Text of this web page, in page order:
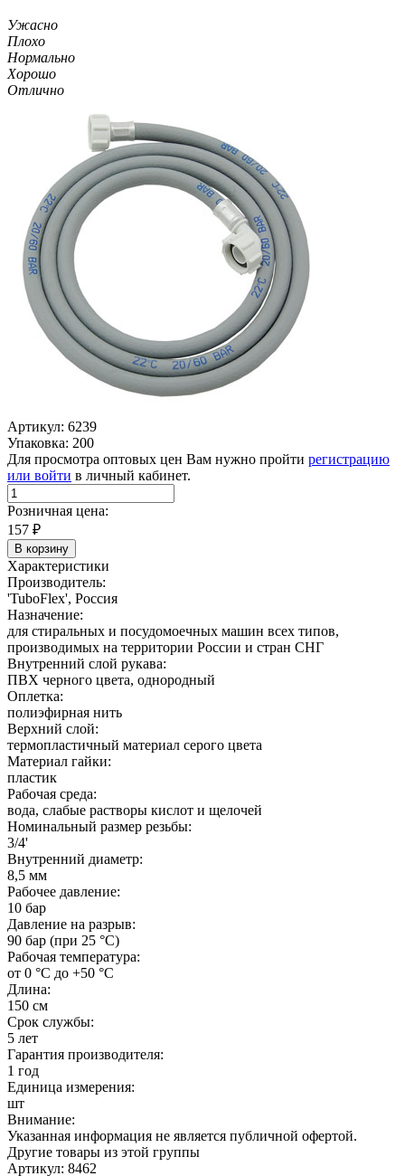
Ужасно
Плохо
Нормально
Хорошо
Отлично
Артикул: 6239
Упаковка: 200
Для просмотра оптовых цен Вам нужно пройти регистрацию
или войти в личный кабинет.
Розничная цена:
157 ₽
В корзину
Характеристики
Производитель:
'TuboFlex', Россия
Назначение:
для стиральных и посудомоечных машин всех типов,
производимых на территории России и стран СНГ
Внутренний слой рукава:
ПВХ черного цвета, однородный
Оплетка:
полиэфирная нить
Верхний слой:
термопластичный материал серого цвета
Материал гайки:
пластик
Рабочая среда:
вода, слабые растворы кислот и щелочей
Номинальный размер резьбы:
3/4'
Внутренний диаметр:
8,5 мм
Рабочее давление:
10 бар
Давление на разрыв:
90 бар (при 25 °С)
Рабочая температура:
от 0 °C до +50 °C
Длина:
150 см
Срок службы:
5 лет
Гарантия производителя:
1 год
Единица измерения:
шт
Внимание:
Указанная информация не является публичной офертой.
Другие товары из этой группы
Артикул: 8462